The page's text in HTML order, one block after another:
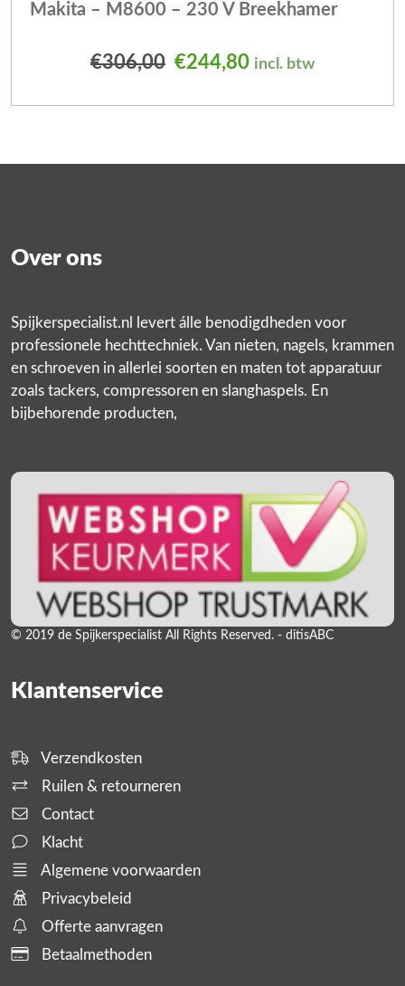
Makita – M8600 – 230 V Breekhamer
€306,00 Oorspronkelijke prijs
€244,80Huidige prijs is:
incl. btw
Over ons
Spijkerspecialist.nl levert álle benodigdheden voor
professionele hechttechniek. Van nieten, nagels, krammen
en schroeven in allerlei soorten en maten tot apparatuur
zoals tackers, compressoren en slanghaspels. En
bijbehorende producten,
© 2019 de Spijkerspecialist All Rights Reserved. - ditisABC
Klantenservice
Verzendkosten
Ruilen & retourneren
Contact
Klacht
Algemene voorwaarden
Privacybeleid
Offerte aanvragen
Betaalmethoden